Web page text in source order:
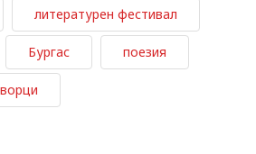
литературен фестивал
Бургас поезия